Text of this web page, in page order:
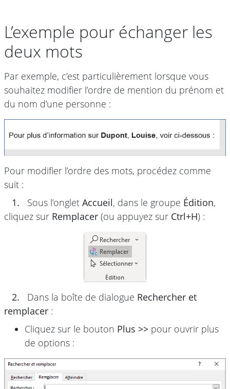
L’exemple pour échanger les
deux mots
Par exemple, c’est particulièrement lorsque vous
souhaitez modifier l’ordre de mention du prénom et
du nom d’une personne :
Pour modifier l’ordre des mots, procédez comme
suit :
1.
Sous l’onglet Accueil, dans le groupe Édition,
cliquez sur Remplacer (ou appuyez sur Ctrl+H) :
2. Dans la boîte de dialogue Rechercher et
remplacer :
Cliquez sur le bouton Plus >> pour ouvrir plus
de options :